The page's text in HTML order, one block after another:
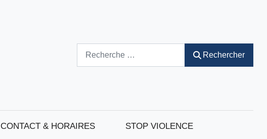
Rechercher
CONTACT & HORAIRES STOP VIOLENCE